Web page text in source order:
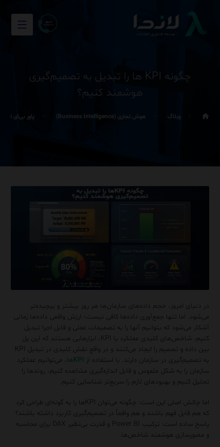
چگونه KPI ها را تبدیل به تصمیم‌گیری
هوشمند کنیم؟
وبلاگ هوش تجاری (Business Intelligence) پاور بی‌آی (Power BI)
در دنیای امروز، حجم داده‌های سازمان‌ها هر روز بیشتر و پیچیده‌تر
می‌شود. اما تنها جمع‌آوری داده‌ها کافی نیست؛ ارزش واقعی داده‌ها زمانی
آشکار می‌شود که بتوانیم آنها را به تصمیمات عملی و قابل اجرا تبدیل
کنیم. شاخص‌های کلیدی عملکرد یا KPI، ابزارهایی هستند که این پل
بین داده و تصمیم را ایجاد می‌کنند و در واقع نقش کلیدی در تبدیل KPI
به تصمیم‌گیری در سازمان دارند. با استفاده از KPIها
، می‌توانیم عملکرد
سازمان را به شکل ملموس و قابل اندازه‌گیری مشاهده کنیم، روندها را
تحلیل کنیم و بهبودهای لازم را سریع‌تر شناسایی کنیم.
اما چالش اصلی این است: چگونه می‌توان KPIها را به گونه‌ای طراحی کرد
که هم قابل فهم باشند و هم واقعاً در تصمیم‌گیری کاربرد داشته باشند؟
پاسخ ساده است: ترکیب Power BI و قدرت بی‌نظیر DAX برای محاسبه
و مصورسازی هوشمند شاخص‌ها.